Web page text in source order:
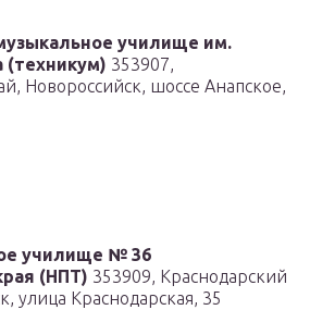
училище им.
353907,
Новороссийск, шоссе Анапское,
училище № 36
(НПТ) 353909, Краснодарский
улица Краснодарская, 35